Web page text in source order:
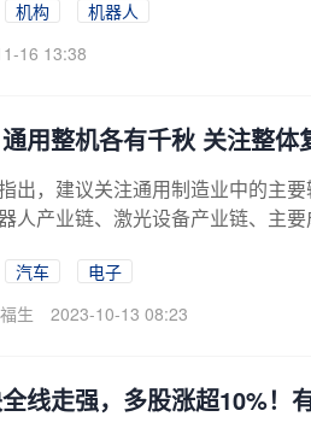
机构
机器人
16 13:38
用整机各有千秋 关注整体
出，建议关注通用制造业中的主
人产业链、激光设备产业链、主
汽车
电子
生 2023-10-13 08:23
线走强，多股涨超10%！